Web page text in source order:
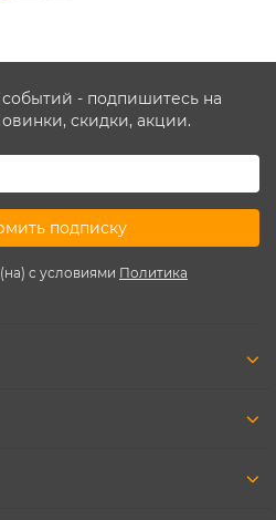
- подпишитесь на
скидки, акции.
подписку
с условиями Политика